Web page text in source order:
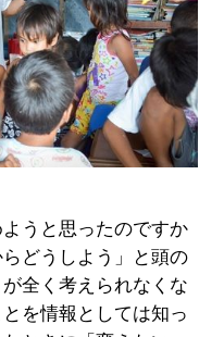
うと思ったのですか
どうしよう」と頭の
全く考えられなくな
を情報としては知っ